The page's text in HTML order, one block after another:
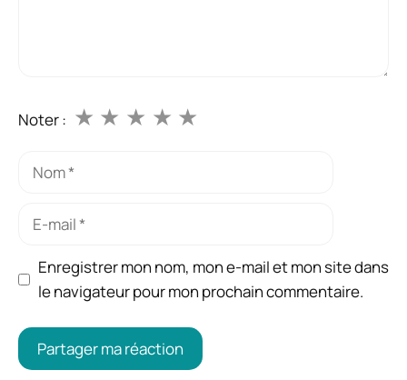
Noter : ★
★
★
★
★
Nom
Enregistrer mon nom, mon e-mail et mon site dans
le navigateur pour mon prochain commentaire.